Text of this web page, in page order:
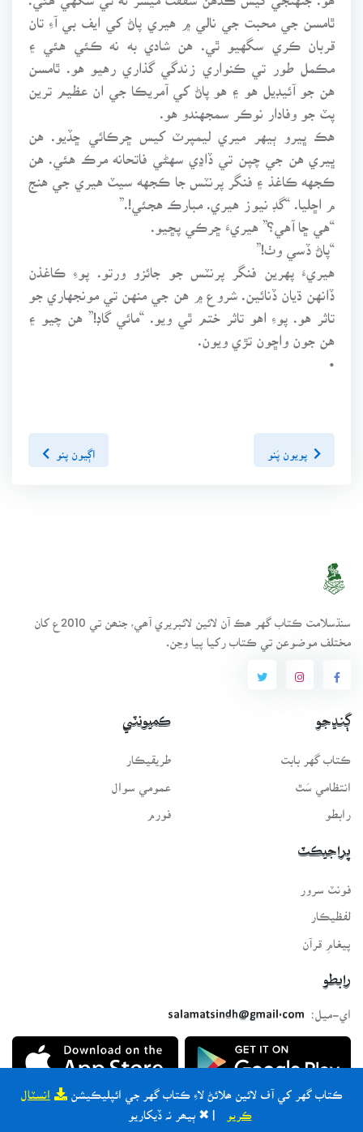
ڪتاب گهر کي آف لائين ھلائڻ لاءِ ڪتاب گهر جي ائپليڪيشن انسٽال
| ✖ ٻيھر نہ ڏيکاريو
ٿامسن جي محبت جي نالي ۾ هيري پاڻ کي ايف بي آءِ تان
قربان ڪري سگهيو ٿي. هن شادي به نه ڪئي هئي ۽
مڪمل طور تي ڪنواري زندگي گذاري رهيو هو. ٿامسن
هن جو آئيڊيل هو ۽ هو پاڻ کي آمريڪا جي ان عظيم ترين
پٽ جو وفادار نوڪر سمجهندو هو.
هڪ ڀيرو ٻيهر ميري ليمپرٽ کيس ڇرڪائي ڇڏيو. هن
ڀيري هن جي چپن تي ڏاڍي سهڻي فاتحانه مرڪ هئي. هن
ڪجهه ڪاغذ ۽ فنگر پرنٽس جا ڪجهه سيٽ هيري جي هنج
م اڇليا. “گڊ نيوز هيري. مبارڪ هجئي!.”
“هي ڇا آهي؟” هيريءَ ڇرڪي پڇيو.
“پاڻ ڏسي وٺ!”
هيريءَ پهرين فنگر پرنٽس جو جائزو ورتو. پوءِ ڪاغذن
ڏانهن ڌيان ڏنائين. شروع ۾ هن جي منهن تي مونجهاري جو
تاثر هو. پوءِ اهو تاثر ختم ٿي ويو. “مائي گاڊ!” هن چيو ۽
هن جون واڇون تڙي ويون.
پويون پَنو اڳيون پنو
سنڌسلامت ڪتاب گهر ھڪ آن لائين لائبريري آھي، جنھن تي 2010ع کان
مختلف موضوعن تي ڪتاب رکيا پيا وڃن.
ڳنڍجو
ڪتاب گهر بابت
انتظامي سَٿ
رابطو
ڪميونٽي
طريقيڪار
عمومي سوال
فورم
پراجيڪٽ
لفظيڪار
پيغامِ قرآن
رابطو
اي-ميل:
salamatsindh@gmail.com